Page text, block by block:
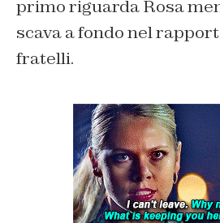
primo riguarda Rosa
scava a fondo nel
fratelli.